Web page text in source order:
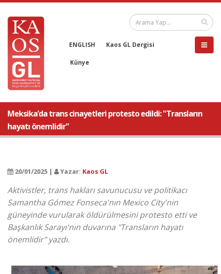
ENGLISH Kaos GL Dergisi
Künye
Meksika’da trans cinayetleri protesto edildi: "Transların
hayatı önemlidir"
20/01/2025 | Yazar: Kaos GL
Aktivistler, trans hakları savunucusu ve politikacı
Samantha Gómez Fonseca'nın Mexico City'nin
güneyinde vurularak öldürülmesini protesto etti ve
Başkanlık Sarayı'nın duvarına "Transların hayatı
önemlidir" yazdı.